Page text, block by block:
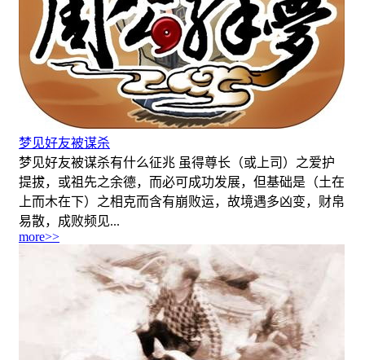
梦见好友被谋杀
梦见好友被谋杀有什么征兆 虽得尊长（或上司）之爱护
提拔，或祖先之余德，而必可成功发展，但基础是（土在
上而木在下）之相克而含有崩败运，故境遇多凶变，财帛
易散，成败频见...
more>>